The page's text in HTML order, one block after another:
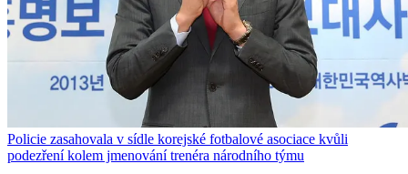
Policie zasahovala v sídle korejské fotbalové asociace kvůli
podezření kolem jmenování trenéra národního týmu